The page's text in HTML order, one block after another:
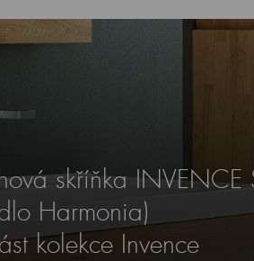
skříňka INVENCE
Harmonia)
kolekce Invence